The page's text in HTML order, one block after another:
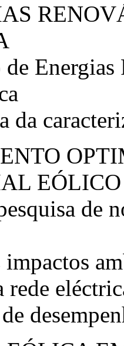
da
de
rede